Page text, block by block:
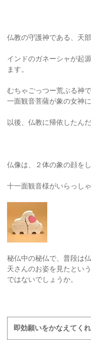
仏教の守護神である、天
インドのガネーシャが起
ます。
むちゃごっつー荒ぶる神
一面観音菩薩が象の女神
以後、仏教に帰依したん
仏像は、２体の象の顔を
十一面観音様がいらっし
秘仏中の秘仏で、普段は
天さんのお姿を見たとい
ではないでしょうか。
即効願いをかなえてく